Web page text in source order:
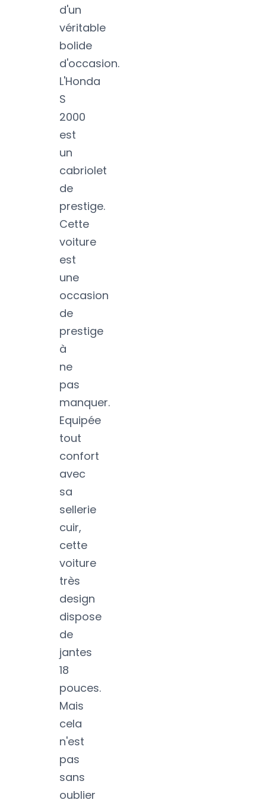
d'un
véritable
bolide
d'occasion.
L'Honda
S
2000
est
un
cabriolet
de
prestige.
Cette
voiture
est
une
occasion
de
prestige
à
ne
pas
manquer.
Equipée
tout
confort
avec
sa
sellerie
cuir,
cette
voiture
très
design
dispose
de
jantes
18
pouces.
Mais
cela
n'est
pas
sans
oublier